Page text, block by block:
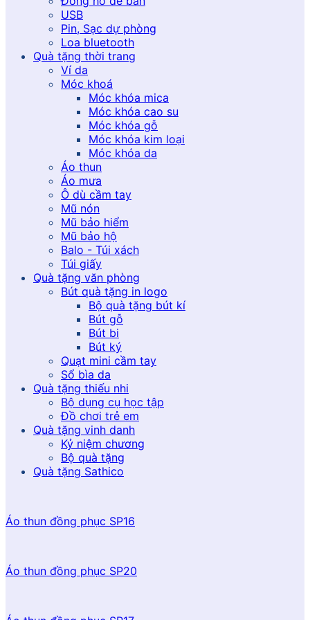
USB
Pin, Sạc dự phòng
Loa bluetooth
Quà tặng thời trang
Ví da
Móc khoá
Móc khóa mica
Móc khóa cao su
Móc khóa gỗ
Móc khóa kim loại
Móc khóa da
Áo thun
Áo mưa
Ô dù cầm tay
Mũ nón
Mũ bảo hiểm
Mũ bảo hộ
Balo - Túi xách
Túi giấy
Quà tặng văn phòng
Bút quà tặng in logo
Bộ quà tặng bút kí
Bút gỗ
Bút bi
Bút ký
Quạt mini cầm tay
Sổ bìa da
Quà tặng thiếu nhi
Bộ dụng cụ học tập
Đồ chơi trẻ em
Quà tặng vinh danh
Kỷ niệm chương
Bộ quà tặng
Quà tặng Sathico
Áo thun đồng phục SP16
Áo thun đồng phục SP20